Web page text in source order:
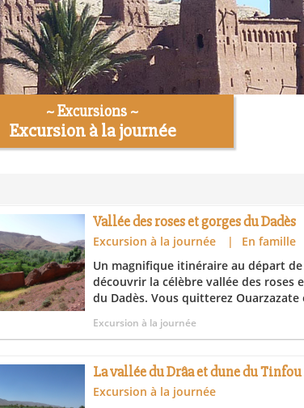
~ Excursions ~
Excursion à la journée
Vallée des roses et gorges du Dadès
Excursion à la journée | En famille
Un magnifique itinéraire au départ
découvrir la célèbre vallée des roses
du Dadès. Vous quitterez Ouarzazate
Excursion à la journée
La vallée du Drâa et dune du Tinfou
Excursion à la journée